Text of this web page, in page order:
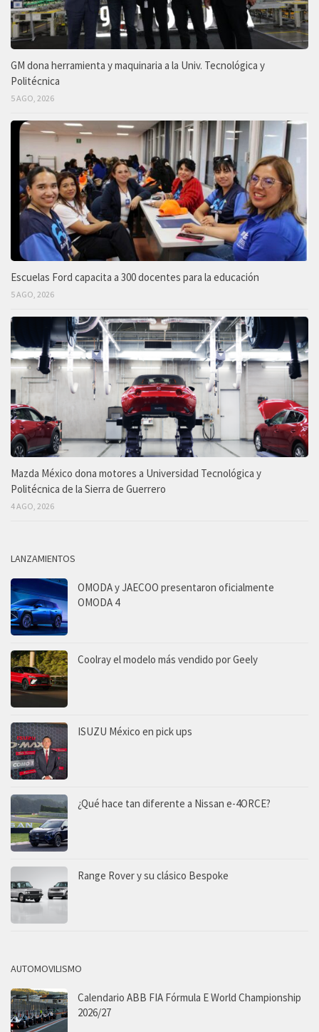
GM dona herramienta y maquinaria a la Univ. Tecnológica y
Politécnica
5 AGO, 2026
Escuelas Ford capacita a 300 docentes para la educación
5 AGO, 2026
Mazda México dona motores a Universidad Tecnológica y
Politécnica de la Sierra de Guerrero
4 AGO, 2026
LANZAMIENTOS
OMODA y JAECOO presentaron oficialmente
OMODA 4
Coolray el modelo más vendido por Geely
ISUZU México en pick ups
¿Qué hace tan diferente a Nissan e-4ORCE?
Range Rover y su clásico Bespoke
AUTOMOVILISMO
Calendario ABB FIA Fórmula E World Championship
2026/27